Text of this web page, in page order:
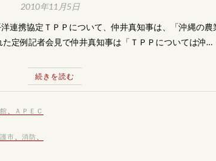
2010年11月5日
連携協定ＴＰＰについて、仲井真知事は、「沖縄の農
定例記者会見で仲井真知事は「ＴＰＰについては沖…
続きを読む
ＡＰＥＣ
市 消防